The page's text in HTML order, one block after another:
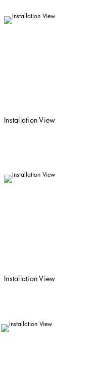
Installation View
Installation View